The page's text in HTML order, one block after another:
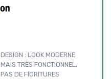
DESIGN : LOOK MODERNE
MAIS TRÈS FONCTIONNEL,
PAS DE FIORITURES